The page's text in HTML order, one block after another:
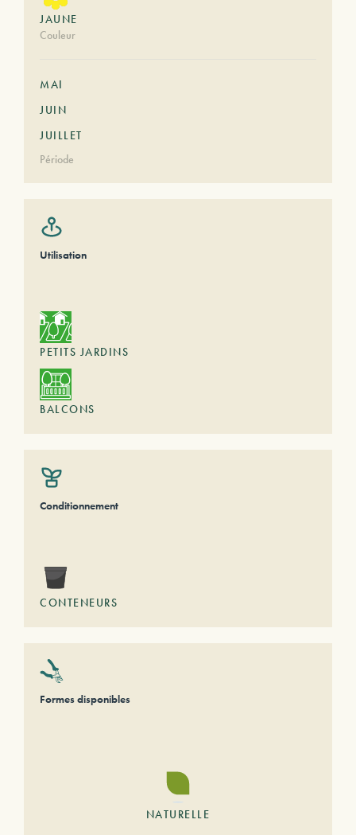
JAUNE
Couleur
MAI
JUIN
JUILLET
Période
Utilisation
PETITS JARDINS
BALCONS
Conditionnement
CONTENEURS
Formes disponibles
NATURELLE